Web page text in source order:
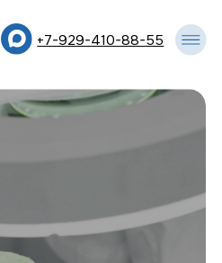
+7-929-410-88-55